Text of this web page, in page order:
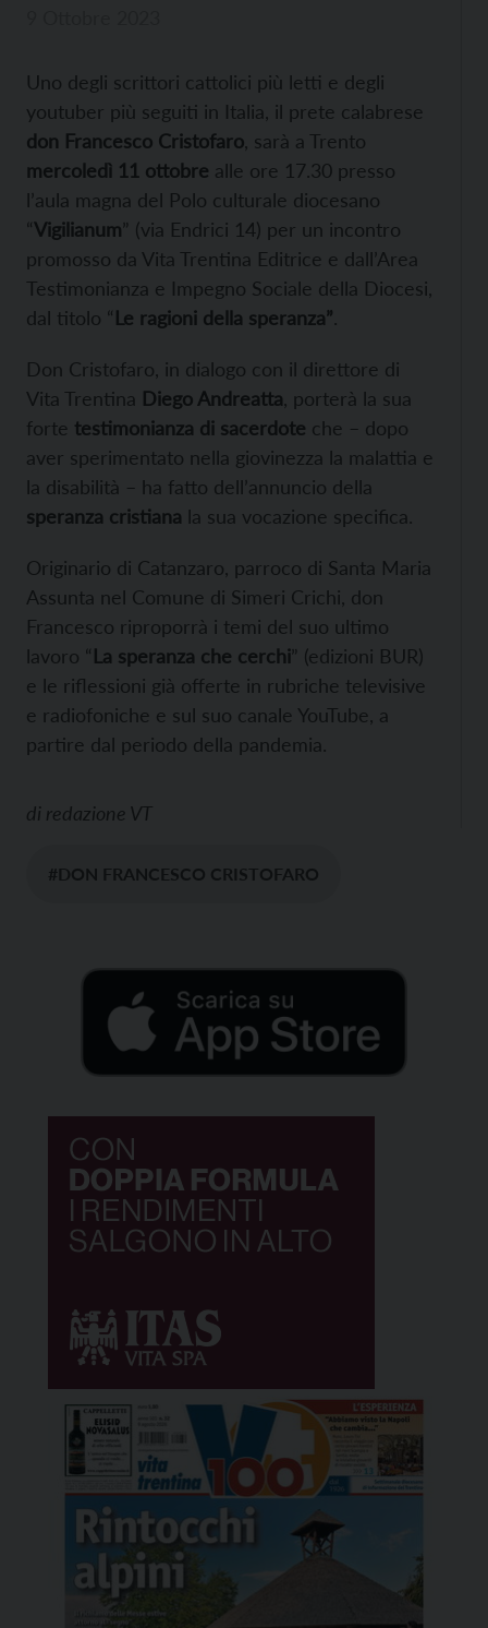
Uno degli scrittori cattolici più letti e degli
youtuber più seguiti in Italia, il prete calabrese
don Francesco Cristofaro , sarà a Trento
mercoledì 11 ottobre alle ore 17.30 presso
l’aula magna del Polo culturale diocesano
“Vigilianum” (via Endrici 14) per un incontro
promosso da Vita Trentina Editrice e dall’Area
Testimonianza e Impegno Sociale della Diocesi,
dal titolo “Le ragioni della speranza”.
Don Cristofaro, in dialogo con il direttore di
Vita Trentina Diego Andreatta , porterà la sua
forte testimonianza di sacerdote che – dopo
aver sperimentato nella giovinezza la malattia e
la disabilità – ha fatto dell’annuncio della
speranza cristiana la sua vocazione specifica.
Originario di Catanzaro, parroco di Santa Maria
Assunta nel Comune di Simeri Crichi, don
Francesco riproporrà i temi del suo ultimo
lavoro “La speranza che cerchi” (edizioni BUR)
e le riflessioni già offerte in rubriche televisive
e radiofoniche e sul suo canale YouTube, a
partire dal periodo della pandemia.
di redazione VT
#DON FRANCESCO CRISTOFARO